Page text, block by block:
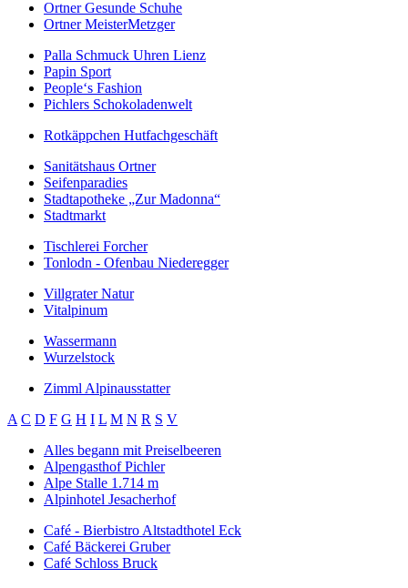
Ortner Gesunde Schuhe
Ortner MeisterMetzger
Palla Schmuck Uhren Lienz
Papin Sport
People‘s Fashion
Pichlers Schokoladenwelt
Rotkäppchen Hutfachgeschäft
Sanitätshaus Ortner
Seifenparadies
Stadtapotheke „Zur Madonna“
Stadtmarkt
Tischlerei Forcher
Tonlodn - Ofenbau Niederegger
Villgrater Natur
Vitalpinum
Wassermann
Wurzelstock
Zimml Alpinausstatter
A C D F G H I L M N R S V
Alles begann mit Preiselbeeren
Alpengasthof Pichler
Alpe Stalle 1.714 m
Alpinhotel Jesacherhof
Café - Bierbistro Altstadthotel Eck
Café Bäckerei Gruber
Café Schloss Bruck